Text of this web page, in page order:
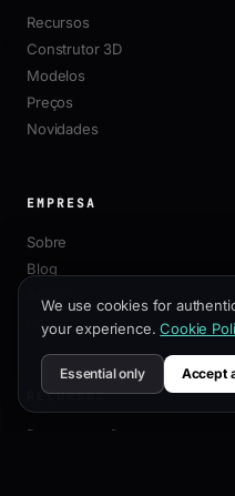
Recursos
Construtor 3D
Modelos
Preços
Novidades
EMPRESA
Sobre
Blog
Contato
RECURSOS
Documentação
We use cookies for
your experience. Cookie
Essential only Accept